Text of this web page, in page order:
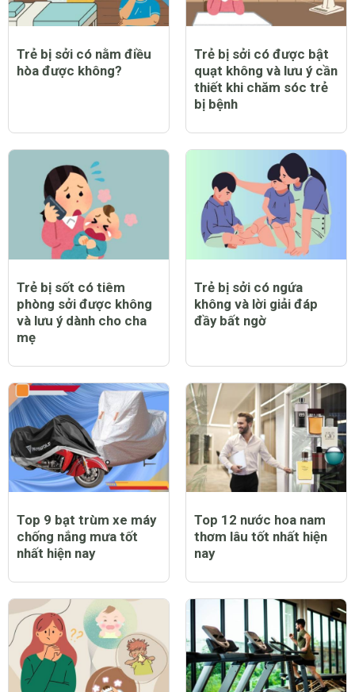
Trẻ bị sởi có nằm điều
hòa được không?
Trẻ bị sởi có được bật
quạt không và lưu ý cần
thiết khi chăm sóc trẻ
bị bệnh
Trẻ bị sốt có tiêm
phòng sởi được không
và lưu ý dành cho cha
mẹ
Trẻ bị sởi có ngứa
không và lời giải đáp
đầy bất ngờ
Top 9 bạt trùm xe máy
chống nắng mưa tốt
nhất hiện nay
Top 12 nước hoa nam
thơm lâu tốt nhất hiện
nay